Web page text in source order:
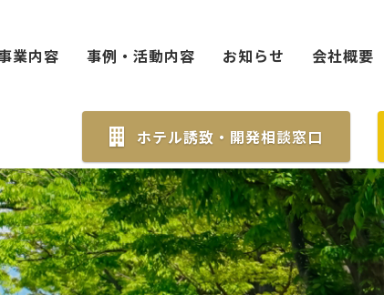
業内容 事例・活動内容 お知らせ 会社概要
ホテル誘致・開発相談窓口